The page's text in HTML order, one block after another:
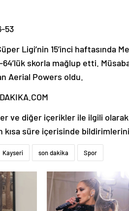
53
Ligi’nin 15’inci haftasında
64’lük skorla mağlup etti.
Aerial Powers oldu.
ve diğer içerikler ile ilgili
süre içerisinde
Kayseri son dakika Spor